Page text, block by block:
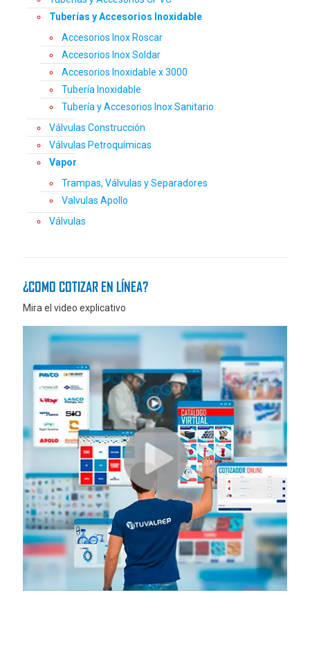
Tuberías y Accesorios Inoxidable
Accesorios Inox Roscar
Accesorios Inox Soldar
Accesorios Inoxidable x 3000
Tubería Inoxidable
Tubería y Accesorios Inox Sanitario
Válvulas Construcción
Válvulas Petroquímicas
Vapor
Trampas, Válvulas y Separadores
Valvulas Apollo
Válvulas
¿COMO COTIZAR EN LÍNEA?
Mira el video explicativo